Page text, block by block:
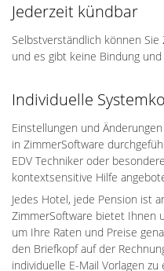
Jederzeit kündbar
Selbstverständlich können
und es gibt keine Bindung
Individuelle
Einstellungen und
in ZimmerSoftware
EDV Techniker oder
kontextsensitive Hilfe
Jedes Hotel, jede Pension ist
ZimmerSoftware bietet Ihnen
um Ihre Raten und Preise
den Briefkopf auf der
individuelle E-Mail Vorlagen zu